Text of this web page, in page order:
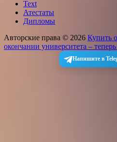
Text
Атестаты
Дипломы
Авторские права © 2026 Купить
окончании университета –
Напишите в